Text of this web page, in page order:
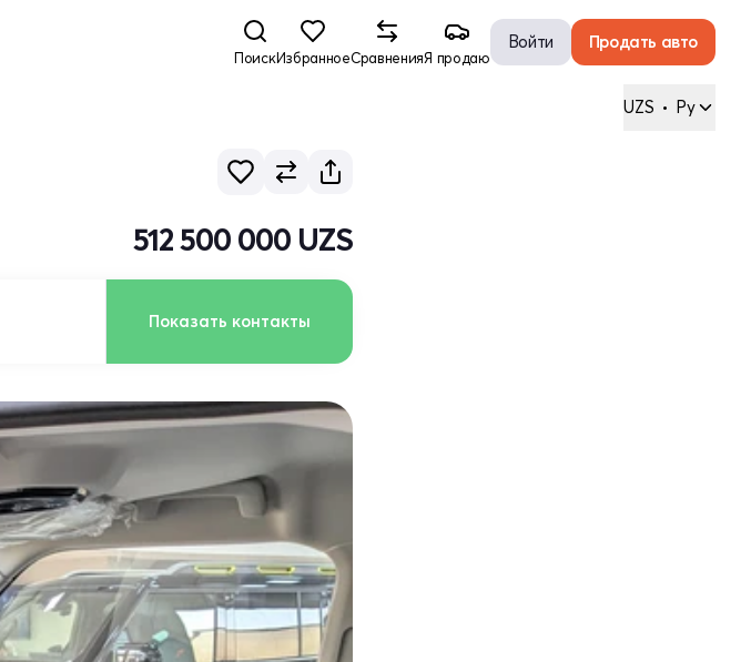
ПоискИзбранноеСравненияЯ продаю
Войти Продать авто
UZS • Ру
512 500 000 UZS
Показать контакты